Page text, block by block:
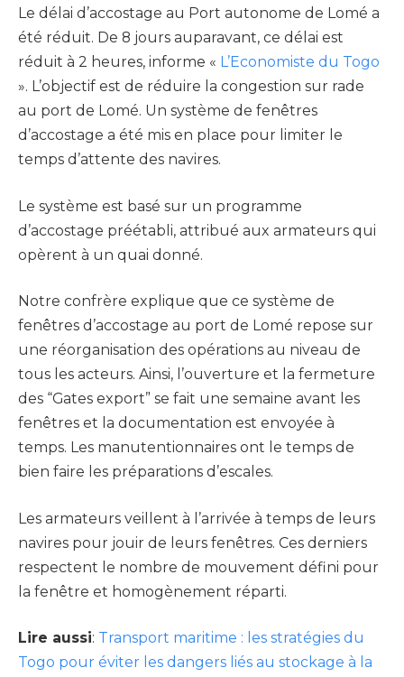
Le délai d’accostage au Port autonome de Lomé a
été réduit. De 8 jours auparavant, ce délai est
réduit à 2 heures, informe « L’Economiste du Togo
». L’objectif est de réduire la congestion sur rade
au port de Lomé. Un système de fenêtres
d’accostage a été mis en place pour limiter le
temps d’attente des navires.
Le système est basé sur un programme
d’accostage préétabli, attribué aux armateurs qui
opèrent à un quai donné.
Notre confrère explique que ce système de
fenêtres d’accostage au port de Lomé repose sur
une réorganisation des opérations au niveau de
tous les acteurs. Ainsi, l’ouverture et la fermeture
des “Gates export” se fait une semaine avant les
fenêtres et la documentation est envoyée à
temps. Les manutentionnaires ont le temps de
bien faire les préparations d’escales.
Les armateurs veillent à l’arrivée à temps de leurs
navires pour jouir de leurs fenêtres. Ces derniers
respectent le nombre de mouvement défini pour
la fenêtre et homogènement réparti.
Lire aussi: Transport maritime : les stratégies du
Togo pour éviter les dangers liés au stockage à la